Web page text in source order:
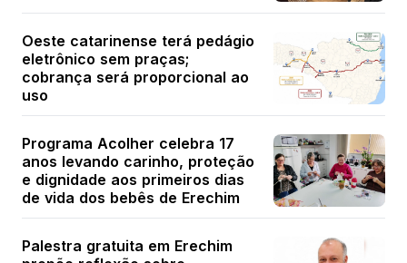
Oeste catarinense terá pedágio
eletrônico sem praças;
cobrança será proporcional ao
uso
Programa Acolher celebra 17
anos levando carinho, proteção
e dignidade aos primeiros dias
de vida dos bebês de Erechim
Palestra gratuita em Erechim